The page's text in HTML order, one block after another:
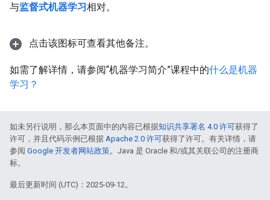
与监督式机器学习相对。
点击该图标可查看其他备注。
如需了解详情，请参阅“机器学习简介”课程中的什么是机器
学习？
如未另行说明，那么本页面中的内容已根据知识共享署名 4.0 许可获得了
许可，并且代码示例已根据 Apache 2.0 许可获得了许可。有关详情，请
参阅 Google 开发者网站政策。Java 是 Oracle 和/或其关联公司的注册商
标。
最后更新时间 (UTC)：2025-09-12。